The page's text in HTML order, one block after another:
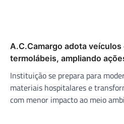
A.C.Camargo adota
termolábeis, ampliando
Instituição se prepara para
materiais hospitalares e
com menor impacto ao meio